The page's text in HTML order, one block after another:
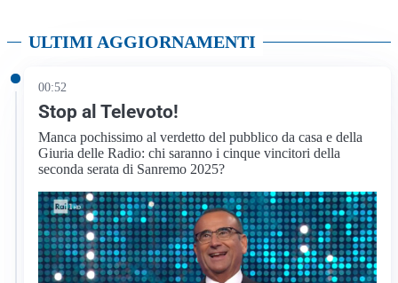
ULTIMI AGGIORNAMENTI
00:52
Stop al Televoto!
Manca pochissimo al verdetto del pubblico da casa e della
Giuria delle Radio: chi saranno i cinque vincitori della
seconda serata di Sanremo 2025?